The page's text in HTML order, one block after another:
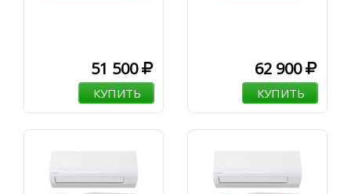
51 500
КУПИТЬ
62 900
КУПИТЬ